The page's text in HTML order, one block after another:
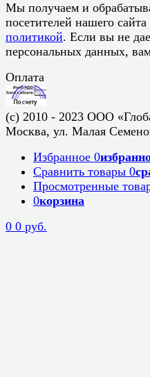
Мы получаем и
посетителей нашего
политикой. Если вы не
персональных данных,
Оплата
(c) 2010 - 2023 ООО
Москва, ул. Малая
Избранное 0
Сравнить товары 0
Просмотренные
0корзина
0 0 руб.